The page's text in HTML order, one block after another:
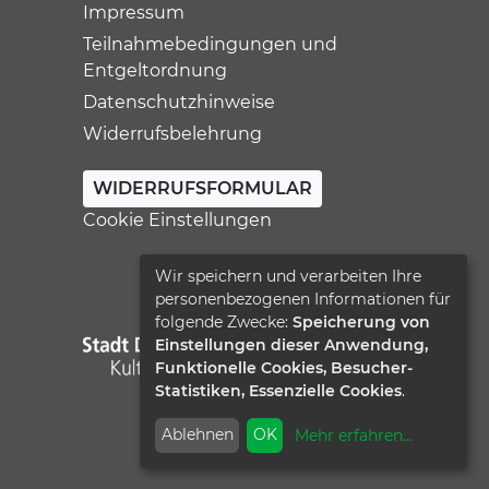
Impressum
Teilnahmebedingungen und
Entgeltordnung
Datenschutzhinweise
Widerrufsbelehrung
WIDERRUFSFORMULAR
Cookie Einstellungen
Wir speichern und verarbeiten Ihre
personenbezogenen Informationen für
folgende Zwecke: Speicherung von
Einstellungen dieser Anwendung,
Funktionelle Cookies, Besucher-
Statistiken, Essenzielle Cookies.
Ablehnen OK Mehr erfahren...